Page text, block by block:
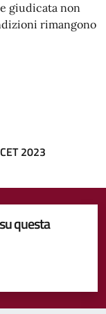
giudicata non
rimangono
2023
questa